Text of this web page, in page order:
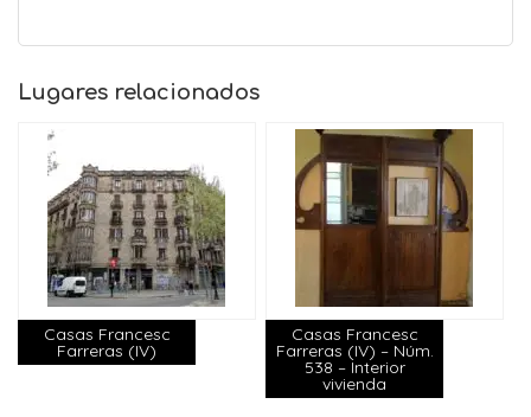
Lugares relacionados
Casas Francesc
Farreras (IV)
Casas Francesc
Farreras (IV) – Núm.
538 – Interior
vivienda